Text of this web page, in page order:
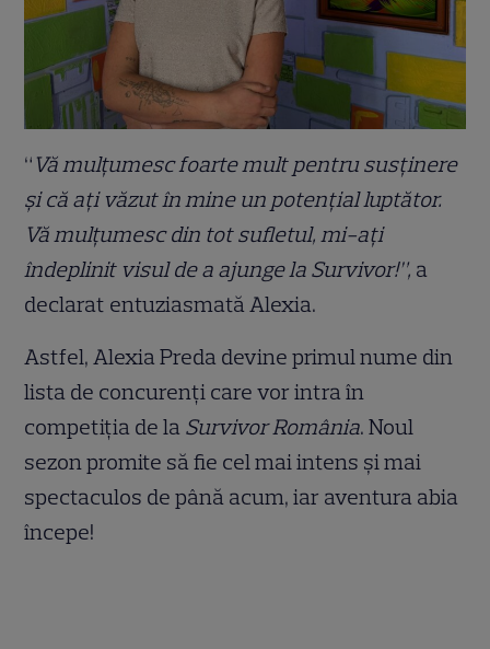
“ Vă mulțumesc foarte mult pentru susținere
și că ați văzut în mine un potențial luptător.
Vă mulțumesc din tot sufletul, mi-ați
îndeplinit visul de a ajunge la Survivor!”, a
declarat entuziasmată Alexia.
Astfel, Alexia Preda devine primul nume din
lista de concurenți care vor intra în
competiția de la Survivor România. Noul
sezon promite să fie cel mai intens și mai
spectaculos de până acum, iar aventura abia
începe!